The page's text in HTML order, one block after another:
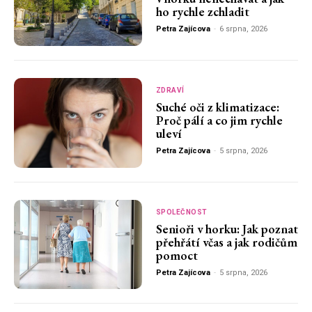
ho rychle zchladit
Petra Zajícova - 6 srpna, 2026
ZDRAVÍ
Suché oči z klimatizace:
Proč pálí a co jim rychle
uleví
Petra Zajícova - 5 srpna, 2026
SPOLEČNOST
Senioři v horku: Jak poznat
přehřátí včas a jak rodičům
pomoct
Petra Zajícova - 5 srpna, 2026